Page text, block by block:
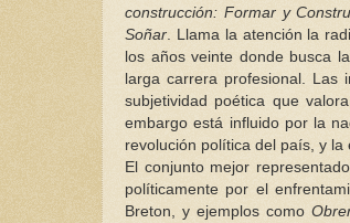
construcción: Formar y
Soñar . Llama la atención la
los años veinte donde busca
larga carrera profesional.
subjetividad poética que
embargo está influido por la
revolución política del país, y la
El conjunto mejor
políticamente por el
Breton, y ejemplos como